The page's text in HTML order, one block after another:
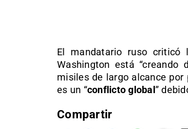
El mandatario ruso
Washington está
misiles de largo alcance
es un “conflicto global”
Compartir